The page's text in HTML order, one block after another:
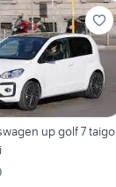
up golf 7 taigo
)